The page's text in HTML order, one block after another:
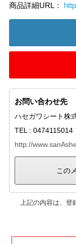
商品詳細URL：
お問い合わせ先
ハセガワシート株
TEL :
http://
この
上記の内容は、